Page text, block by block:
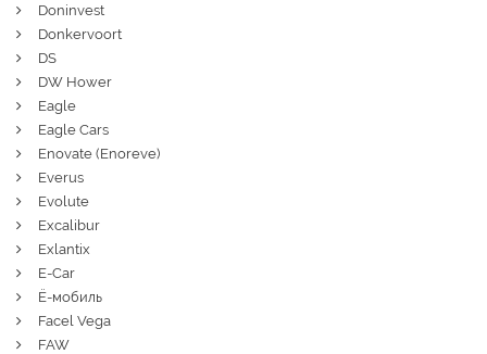
Doninvest
Donkervoort
DS
DW Hower
Eagle
Eagle Cars
Enovate (Enoreve)
Everus
Evolute
Excalibur
Exlantix
E-Car
Ё-мобиль
Facel Vega
FAW